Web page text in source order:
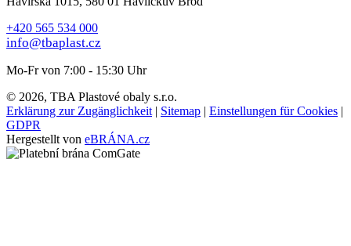
+420 565 534 000
info@tbaplast.cz
Mo-Fr von 7:00 - 15:30 Uhr
© 2026, TBA Plastové obaly s.r.o.
Erklärung zur Zugänglichkeit | Sitemap | Einstellungen für Cookies |
GDPR
Hergestellt von eBRÁNA.cz